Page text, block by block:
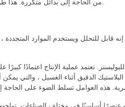
إنه قابل للتحلل ويستخدم الموارد
تعتمد عملية الإنتاج اعتمادًا